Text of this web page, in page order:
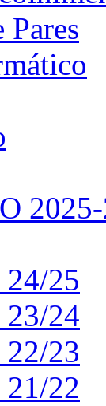
25
24
23
22